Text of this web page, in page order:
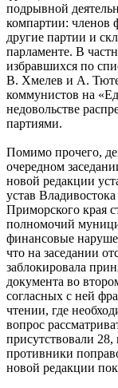
подрывной
компартии:
другие партии и
парламенте. В
избравшихся по
В. Хмелев и А.
коммунистов на
недовольстве
партиями.
Помимо прочего,
очередном
новой редакции
устав
Приморского края
полномочий
финансовые
что на заседании
заблокировала
документа во
согласных с ней
чтении, где
вопрос
присутствовали 28,
противники
новой редакции